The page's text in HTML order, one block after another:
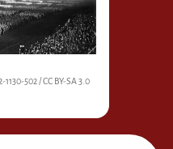
1130-502 /CC BY-SA 3.0